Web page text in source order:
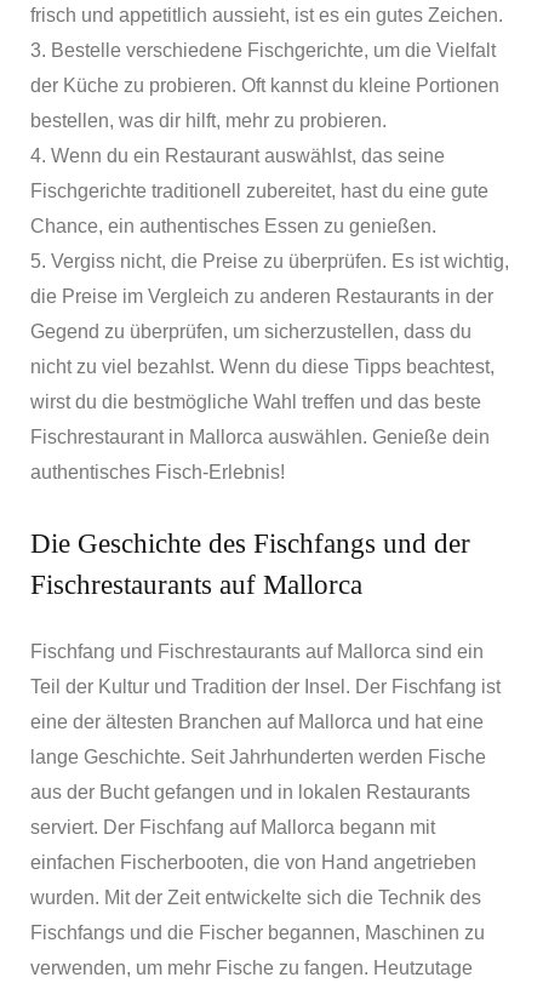
frisch und appetitlich aussieht, ist es ein gutes Zeichen.
3. Bestelle verschiedene Fischgerichte, um die Vielfalt
der Küche zu probieren. Oft kannst du kleine Portionen
bestellen, was dir hilft, mehr zu probieren.
4. Wenn du ein Restaurant auswählst, das seine
Fischgerichte traditionell zubereitet, hast du eine gute
Chance, ein authentisches Essen zu genießen.
5. Vergiss nicht, die Preise zu überprüfen. Es ist wichtig,
die Preise im Vergleich zu anderen Restaurants in der
Gegend zu überprüfen, um sicherzustellen, dass du
nicht zu viel bezahlst. Wenn du diese Tipps beachtest,
wirst du die bestmögliche Wahl treffen und das beste
Fischrestaurant in Mallorca auswählen. Genieße dein
authentisches Fisch-Erlebnis!
Die Geschichte des Fischfangs und der
Fischrestaurants auf Mallorca
Fischfang und Fischrestaurants auf Mallorca sind ein
Teil der Kultur und Tradition der Insel. Der Fischfang ist
eine der ältesten Branchen auf Mallorca und hat eine
lange Geschichte. Seit Jahrhunderten werden Fische
aus der Bucht gefangen und in lokalen Restaurants
serviert. Der Fischfang auf Mallorca begann mit
einfachen Fischerbooten, die von Hand angetrieben
wurden. Mit der Zeit entwickelte sich die Technik des
Fischfangs und die Fischer begannen, Maschinen zu
verwenden, um mehr Fische zu fangen. Heutzutage